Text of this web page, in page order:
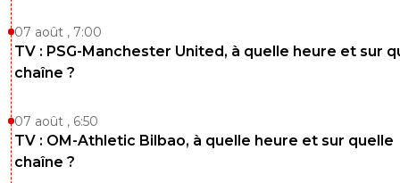
07 août , 7:00
TV : PSG-Manchester United, à quelle heure et sur
chaîne ?
07 août , 6:50
TV : OM-Athletic Bilbao, à quelle heure et sur quelle
chaîne ?